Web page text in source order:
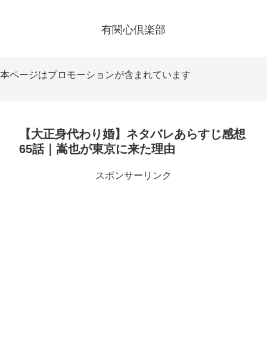
有関心倶楽部
本ページはプロモーションが含まれています
【大正身代わり婚】ネタバレあらすじ感想
65話｜嵩也が東京に来た理由
スポンサーリンク